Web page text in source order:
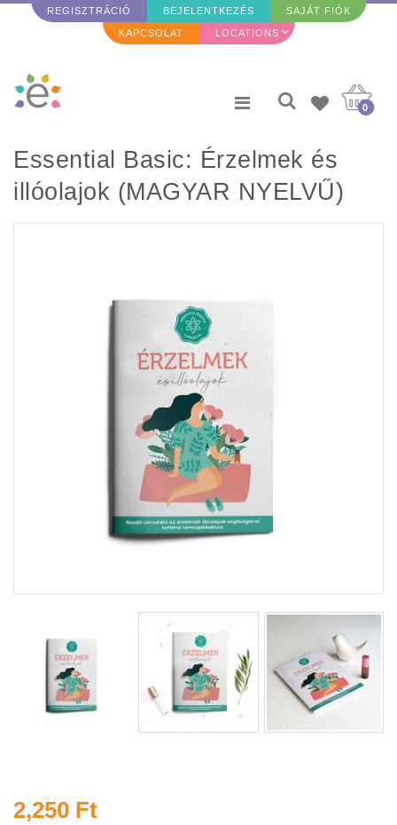
REGISZTRÁCIÓ BEJELENTKEZÉS SAJÁT FIÓK
KAPCSOLAT LOCATIONS
0
Essential Basic: Érzelmek és
illóolajok (MAGYAR NYELVŰ)
2,250 Ft